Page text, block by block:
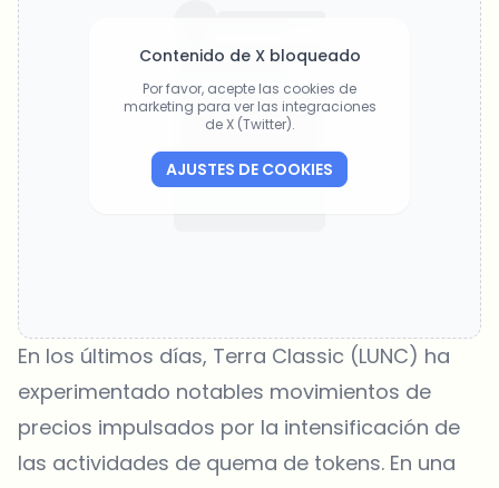
Contenido de X bloqueado
Por favor, acepte las cookies de
marketing para ver las integraciones
de X (Twitter).
AJUSTES DE COOKIES
En los últimos días, Terra Classic (LUNC) ha
experimentado notables movimientos de
precios impulsados por la intensificación de
las actividades de quema de tokens. En una